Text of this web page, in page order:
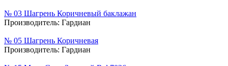
№ 03 Шагрень Коричневый баклажан
Производитель: Гардиан
№ 05 Шагрень Коричневая
Производитель: Гардиан